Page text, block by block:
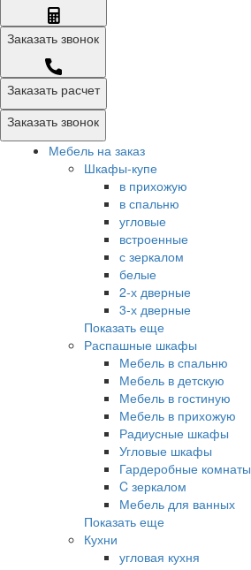
Заказать звонок
Заказать расчет
Заказать звонок
Мебель на заказ
Шкафы-купе
в прихожую
в спальню
угловые
встроенные
с зеркалом
белые
2-х дверные
3-х дверные
Показать еще
Распашные шкафы
Мебель в спальню
Мебель в детскую
Мебель в гостиную
Мебель в прихожую
Радиусные шкафы
Угловые шкафы
Гардеробные комнаты
C зеркалом
Мебель для ванных
Показать еще
Кухни
угловая кухня